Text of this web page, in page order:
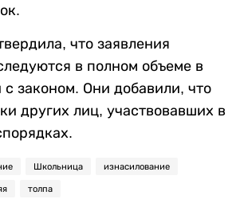
что заявления
в полном объеме в
с законом. Они добавили, что
других лиц, участвовавших в
Школьница изнасилование
толпа